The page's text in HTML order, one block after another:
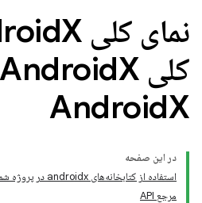
نمای کلی Android
کلی Android
AndroidX
در این صفحه
استفاده از کتابخانه‌های androidx در پروژه شما
مرجع API